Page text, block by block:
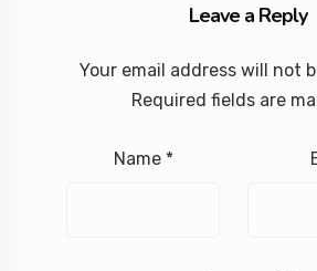
Leave a Reply
Your email address will not
Required fields are
Name *